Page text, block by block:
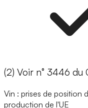
(2) Voir n° 3446
Vin : prises de position
production de l'UE